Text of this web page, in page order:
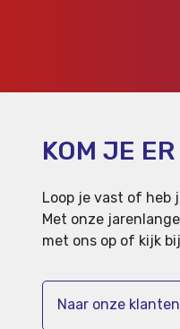
KOM JE
Loop je vast of heb
Met onze
met ons op of kijk
Naar onze